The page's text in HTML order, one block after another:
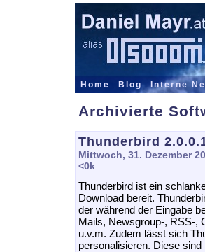
Home Blog Interne
Archivierte
Thunderbird
Mittwoch, 31. Dezember
<0k
Thunderbird ist ein
Download bereit.
der während der Eingabe
Mails, Newsgroup-, RSS-,
u.v.m. Zudem lässt sich
personalisieren. Diese sind